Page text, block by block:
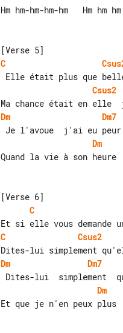
Hm hm-hm-hm-hm   Hm hm
C
Csus2
Dm
Dm7
Dm
Quand la vie à son
C
C
Csus2
Dm
Dm7
Dm
Et que je n'en peux